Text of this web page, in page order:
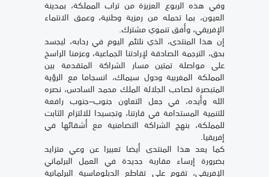
وفي هذه الربوع العزيزة من تراب المملكة، بمدينة
العيون، بما تحمله من رمزية وطنية، وعمق الانتماء
الإفريقي، وأفق تنموي مشترك.
إن هذا المنتدى، الذي نلتئم اليوم في رحابه، ليجسد
بحق، الترجمة الصادقة لإرادتنا الجماعية، وعزمنا الراسخ
على مواصلة تمتين مسار الشراكة المتقدمة بين
المملكة المغربية ودول سيماك، انسجاما مع الرؤية
المتبصرة لصاحب الجلالة الملك محمد السادس، نصره
الله وأيده، في جعل التعاون جنوب–جنوب رافعة
للتنمية المستدامة في قارتنا، وتجسيدا للالتزام الثابت
للمملكة، بنهج الشراكة التضامنية مع أشقائها في
إفريقيا.
كما يعد هذا المنتدى أيضا تعبيرا عن وعي متزايد
بضرورة إرساء مقاربة جديدة في العمل البرلماني
الإفريقي، تقوم على تقاطع الدبلوماسية البرلمانية